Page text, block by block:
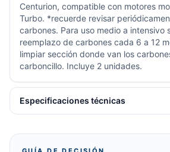
Centurion, compatible con motores
Turbo. *recuerde revisar
carbones. Para uso medio a intensivo
reemplazo de carbones cada 6 a 12
limpiar sección donde van los
carboncillo. Incluye 2 unidades.
Especificaciones técnicas